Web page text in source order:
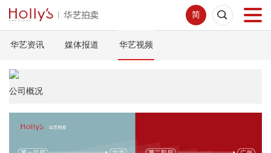
简
首页
华艺资讯 媒体报道 华艺视频
公司概况